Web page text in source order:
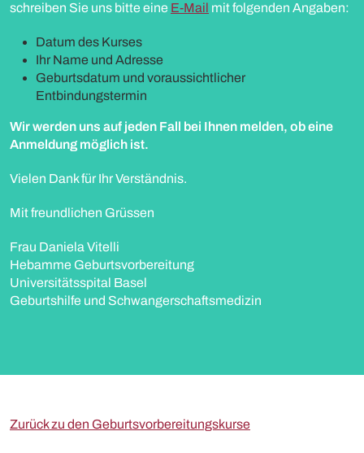
schreiben Sie uns bitte eine E-Mail mit folgenden Angaben:
Datum des Kurses
Ihr Name und Adresse
Geburtsdatum und voraussichtlicher
Entbindungstermin
Wir werden uns auf jeden Fall bei Ihnen melden, ob eine
Anmeldung möglich ist.
Vielen Dank für Ihr Verständnis.
Mit freundlichen Grüssen
Frau Daniela Vitelli
Hebamme Geburtsvorbereitung
Universitätsspital Basel
Geburtshilfe und Schwangerschaftsmedizin
Zurück zu den Geburtsvorbereitungskurse